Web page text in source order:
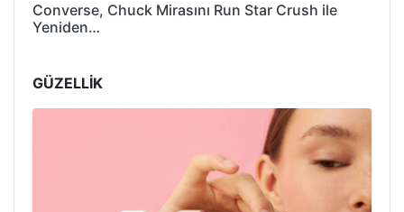
Converse, Chuck Mirasını Run Star Crush ile
Yeniden…
GÜZELLİK